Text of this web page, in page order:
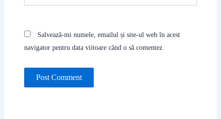
Salvează-mi numele, emailul și site-ul web în acest
navigator pentru data viitoare când o să comentez.